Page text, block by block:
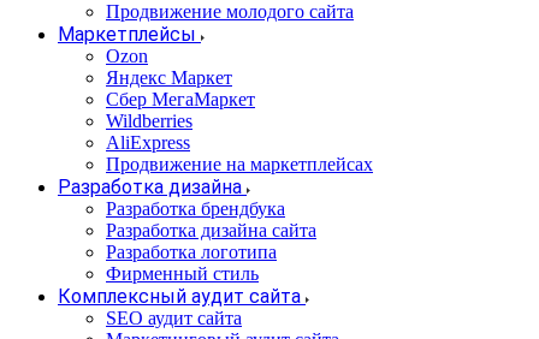
Продвижение молодого сайта
Маркетплейсы
Ozon
Яндекс Маркет
Сбер МегаМаркет
Wildberries
AliExpress
Продвижение на маркетплейсах
Разработка дизайна
Разработка брендбука
Разработка дизайна сайта
Разработка логотипа
Фирменный стиль
Комплексный аудит сайта
SEO аудит сайта